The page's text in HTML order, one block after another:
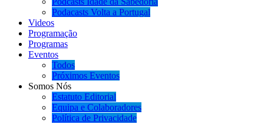
Podacasts Volta a Portugal
Videos
Programação
Programas
Eventos
Todos
Próximos Eventos
Somos Nós
Estatuto Editorial
Equipa e Colaboradores
Política de Privacidade